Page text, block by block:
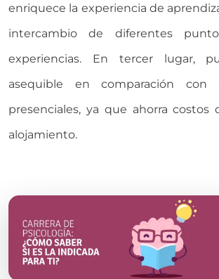
enriquece la experiencia de
intercambio de diferentes
experiencias. En tercer lugar,
asequible en comparación con
presenciales, ya que ahorra costos
alojamiento.